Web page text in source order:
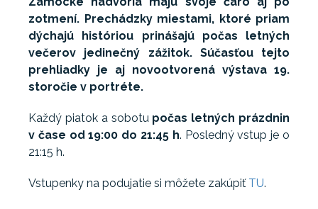
zotmení. Prechádzky miestami, ktoré priam
dýchajú históriou prinášajú počas letných
večerov jedinečný zážitok. Súčasťou tejto
prehliadky je aj novootvorená výstava 19.
storočie v portréte.
Každý piatok a sobotu počas letných prázdnin
v čase od 19:00 do 21:45 h. Posledný vstup je o
21:15 h.
Vstupenky na podujatie si môžete zakúpiť TU.